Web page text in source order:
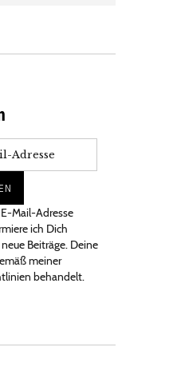
Mail-Adresse
ich Dich
Beiträge. Deine
meiner
behandelt.